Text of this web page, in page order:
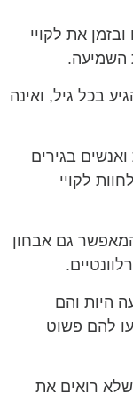
את לקויי
השמיעה.
בכל גיל, ואינה
בגירים
יכולים לחוות לקויי
גם אבחון
היות והם
להם פשוט
שלא רואים את